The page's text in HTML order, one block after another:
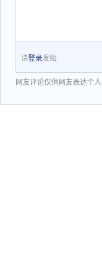
请登录发贴
网友评论仅供网友表达个